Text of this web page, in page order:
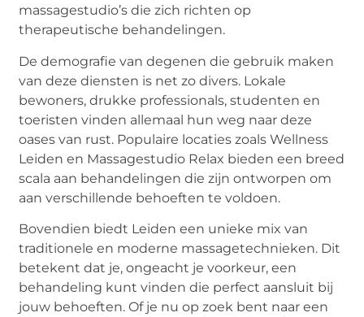
massagestudio’s die zich richten op
therapeutische behandelingen.
De demografie van degenen die gebruik maken
van deze diensten is net zo divers. Lokale
bewoners, drukke professionals, studenten en
toeristen vinden allemaal hun weg naar deze
oases van rust. Populaire locaties zoals Wellness
Leiden en Massagestudio Relax bieden een breed
scala aan behandelingen die zijn ontworpen om
aan verschillende behoeften te voldoen.
Bovendien biedt Leiden een unieke mix van
traditionele en moderne massagetechnieken. Dit
betekent dat je, ongeacht je voorkeur, een
behandeling kunt vinden die perfect aansluit bij
jouw behoeften. Of je nu op zoek bent naar een